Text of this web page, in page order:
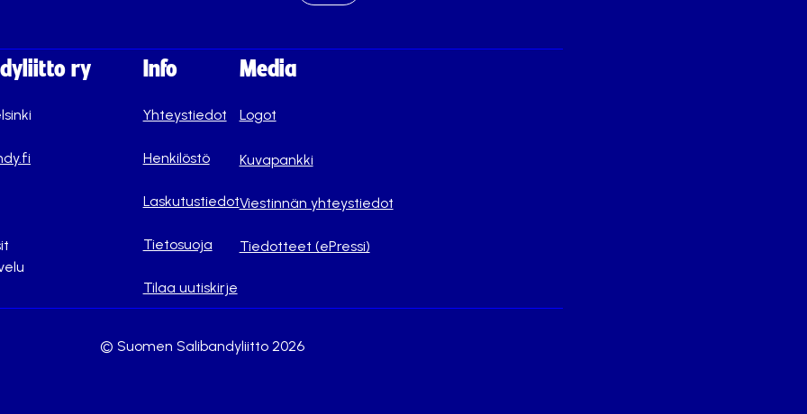
ry Info
Yhteystiedot
Henkilöstö
Laskutustiedot
Tietosuoja
Tilaa uutiskirje
Media
Logot
Kuvapankki
Viestinnän yhteystiedot
Tiedotteet (ePressi)
© Suomen Salibandyliitto 2026